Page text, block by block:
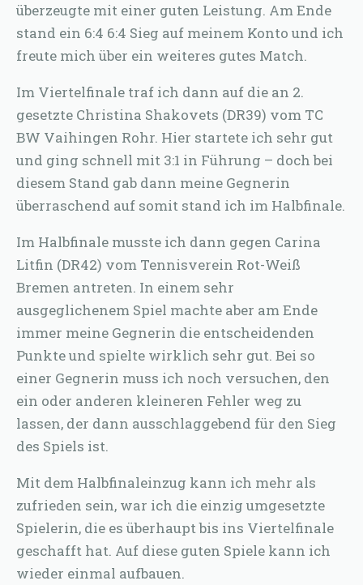
überzeugte mit einer guten Leistung. Am Ende
stand ein 6:4 6:4 Sieg auf meinem Konto und ich
freute mich über ein weiteres gutes Match.
Im Viertelfinale traf ich dann auf die an 2.
gesetzte Christina Shakovets (DR39) vom TC
BW Vaihingen Rohr. Hier startete ich sehr gut
und ging schnell mit 3:1 in Führung – doch bei
diesem Stand gab dann meine Gegnerin
überraschend auf somit stand ich im Halbfinale.
Im Halbfinale musste ich dann gegen Carina
Litfin (DR42) vom Tennisverein Rot-Weiß
Bremen antreten. In einem sehr
ausgeglichenem Spiel machte aber am Ende
immer meine Gegnerin die entscheidenden
Punkte und spielte wirklich sehr gut. Bei so
einer Gegnerin muss ich noch versuchen, den
ein oder anderen kleineren Fehler weg zu
lassen, der dann ausschlaggebend für den Sieg
des Spiels ist.
Mit dem Halbfinaleinzug kann ich mehr als
zufrieden sein, war ich die einzig umgesetzte
Spielerin, die es überhaupt bis ins Viertelfinale
geschafft hat. Auf diese guten Spiele kann ich
wieder einmal aufbauen.